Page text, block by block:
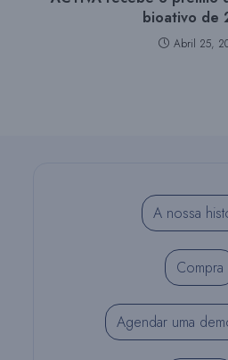
bioativo de
Abril 25,
A nossa
Compra
Agendar uma